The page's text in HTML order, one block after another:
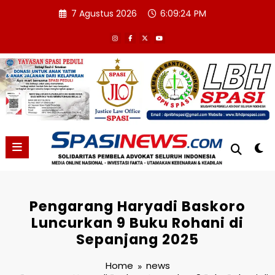
7 Agustus 2026 6:09:25 PM
Pengarang Haryadi Baskoro
Luncurkan 9 Buku Rohani di
Sepanjang 2025
Home
news